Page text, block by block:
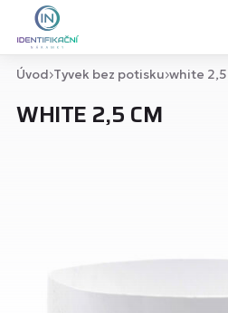
Úvod Tyvek bez potisku white
WHITE 2,5 CM